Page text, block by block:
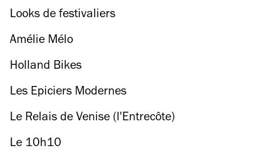
Looks de festivaliers
Amélie Mélo
Holland Bikes
Les Epiciers Modernes
Le Relais de Venise (l'Entrecôte)
Le 10h10